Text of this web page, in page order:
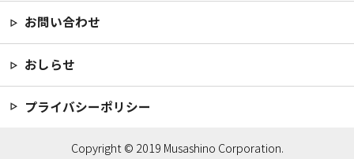
お問い合わせ
おしらせ
プライバシーポリシー
Copyright © 2019 Musashino Corporation.